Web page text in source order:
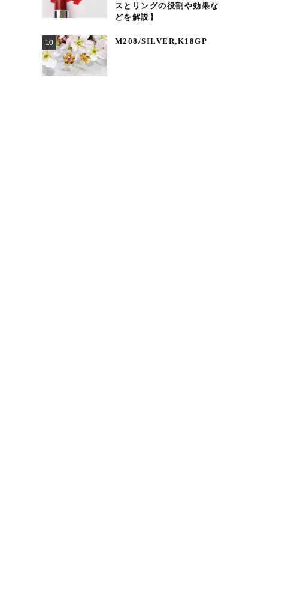
スとリングの役割や効果な
どを解説】
M208/SILVER,K18GP